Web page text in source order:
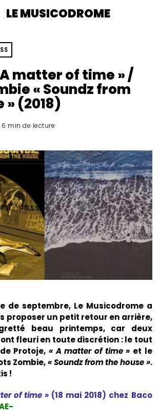
LE MUSICODROME
matter of time » /
« Soundz from
» (2018)
6 min de lecture
de septembre, Le Musicodrome a
proposer un petit retour en arrière,
beau printemps, car deux
fleuri en toute discrétion : le tout
Protoje,« A matter of time » et le
Zombie,« Soundz from the house ».
!
of time » (18 mai 2018) chez Baco